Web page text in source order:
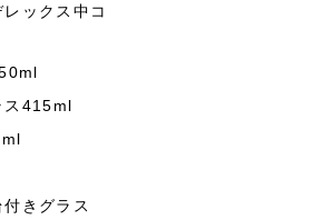
ックス中コ
ス415ml
きグラス